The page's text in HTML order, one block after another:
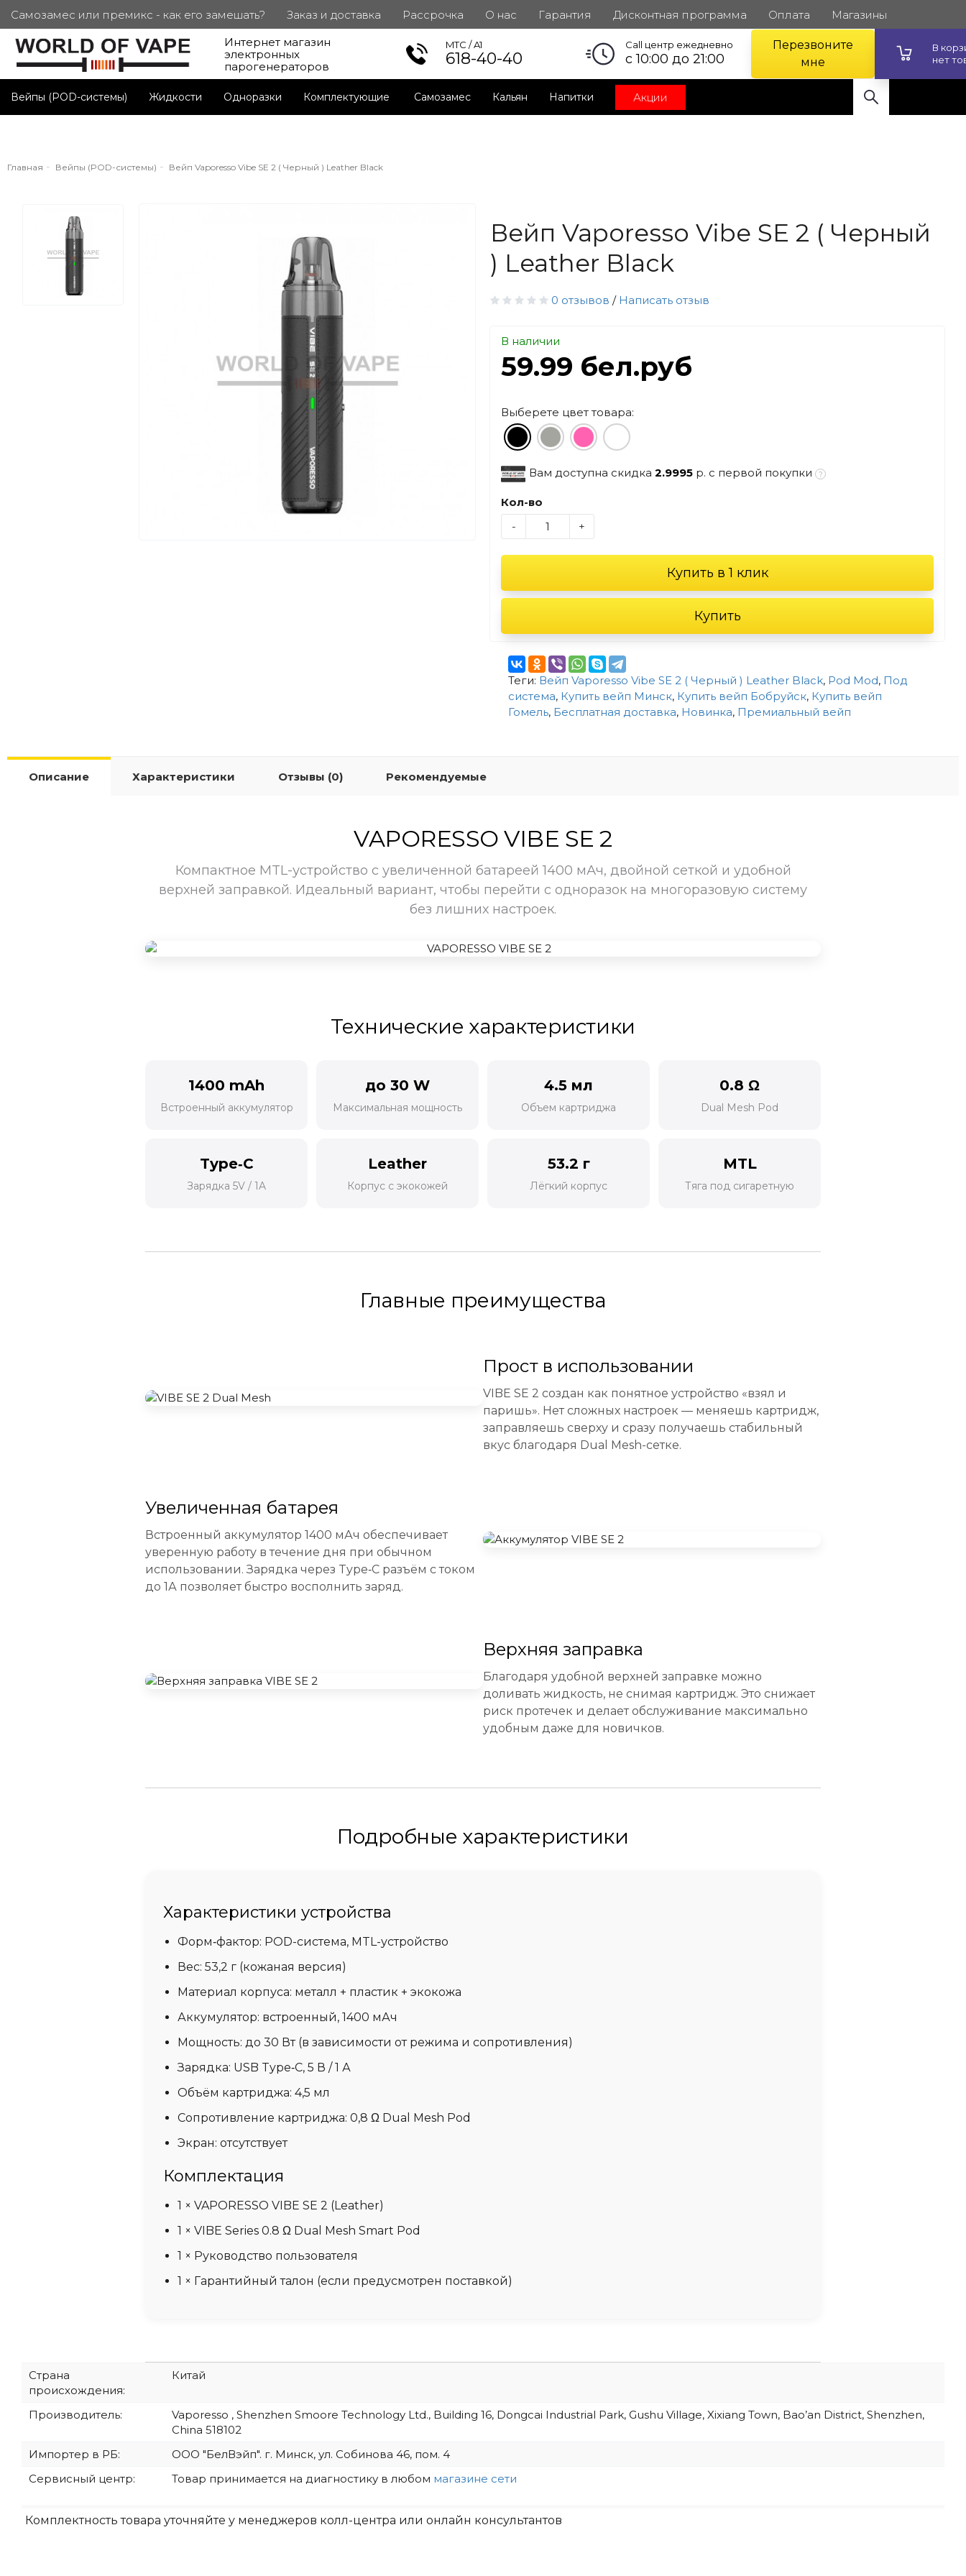
Самозамес или премикс - как его замешать? Заказ и доставка Рассрочка О нас Гарантия Дисконтная программа Оплата Магазины
ПОД. СЕРТИФИКАТЫ Партнерам Личный кабинет
Интернет магазин
электронных
парогенераторов
MTC / A1
618-40-40
Call центр ежедневно
с 10:00 до 21:00
Перезвоните
мне
В
нет
Вейпы (POD-системы) Жидкости Одноразки Комплектующие Самозамес Кальян Напитки Акции
Главная Вейпы (POD-системы) Вейп Vaporesso Vibe SE 2 ( Черный ) Leather Black
Вейп Vaporesso Vibe SE 2 ( Черный
) Leather Black
0 отзывов / Написать отзыв
В наличии
59.99 бел.руб
Выберете цвет товара:
Вам доступна скидка 2.9995 р. с первой покупки
Кол-во
-
+
Купить в 1 клик
Купить
Теги: Вейп Vaporesso Vibe SE 2 ( Черный ) Leather Black, Pod Mod, Под
система, Купить вейп Минск, Купить вейп Бобруйск, Купить вейп
Гомель, Бесплатная доставка, Новинка, Премиальный вейп
Описание Характеристики Отзывы (0) Рекомендуемые
VAPORESSO VIBE SE 2
Компактное MTL-устройство с увеличенной батареей 1400 мАч, двойной сеткой и удобной
верхней заправкой. Идеальный вариант, чтобы перейти с одноразок на многоразовую систему
без лишних настроек.
Технические характеристики
1400 mAh
Встроенный аккумулятор
до 30 W
Максимальная мощность
4.5 мл
Объем картриджа
0.8 Ω
Dual Mesh Pod
Type‑C
Зарядка 5V / 1A
Leather
Корпус с экокожей
53.2 г
Лёгкий корпус
MTL
Тяга под сигаретную
Главные преимущества
Прост в использовании
VIBE SE 2 создан как понятное устройство «взял и
паришь». Нет сложных настроек — меняешь картридж,
заправляешь сверху и сразу получаешь стабильный
вкус благодаря Dual Mesh-сетке.
Увеличенная батарея
Встроенный аккумулятор 1400 мАч обеспечивает
уверенную работу в течение дня при обычном
использовании. Зарядка через Type‑C разъём с током
до 1А позволяет быстро восполнить заряд.
Верхняя заправка
Благодаря удобной верхней заправке можно
доливать жидкость, не снимая картридж. Это снижает
риск протечек и делает обслуживание максимально
удобным даже для новичков.
Подробные характеристики
Характеристики устройства
Форм‑фактор: POD-система, MTL-устройство
Вес: 53,2 г (кожаная версия)
Материал корпуса: металл + пластик + экокожа
Аккумулятор: встроенный, 1400 мАч
Мощность: до 30 Вт (в зависимости от режима и сопротивления)
Зарядка: USB Type‑C, 5 В / 1 А
Объём картриджа: 4,5 мл
Сопротивление картриджа: 0,8 Ω Dual Mesh Pod
Экран: отсутствует
Комплектация
1 × VAPORESSO VIBE SE 2 (Leather)
1 × VIBE Series 0.8 Ω Dual Mesh Smart Pod
1 × Руководство пользователя
1 × Гарантийный талон (если предусмотрен поставкой)
Страна
происхождения:
Китай
Производитель:
Vaporesso , Shenzhen Smoore Technology Ltd., Building 16, Dongcai Industrial Park, Gushu Village, Xixiang Town, Bao’an District, Shenzhen,
China 518102
Импортер в РБ:
ООО "БелВэйп". г. Минск, ул. Собинова 46, пом. 4
Сервисный центр:
Товар принимается на диагностику в любом магазине сети
Комплектность товара уточняйте у менеджеров колл-центра или онлайн консультантов